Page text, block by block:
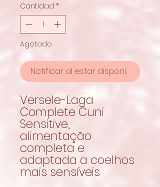
Cantidad *
Agotado
Notificar al estar disponible
Versele-Laga
Complete Cuni
Sensitive,
alimentação
completa e
adaptada a coelhos
mais sensíveis